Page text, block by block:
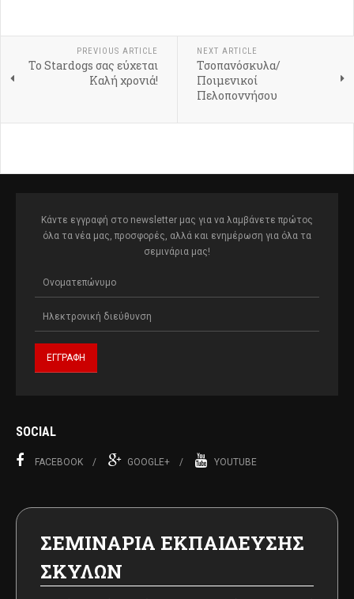
PREVIOUS ARTICLE
Το Stardogs σας εύχεται
Καλή χρονιά!
NEXT ARTICLE
Τσοπανόσκυλα/
Ποιμενικοί
Πελοποννήσου
Κάντε εγγραφή στο newsletter μας για να λαμβάνετε πρώτος
όλα τα νέα μας, προσφορές, αλλά και ενημέρωση για όλα τα
σεμινάρια μας!
SOCIAL
FACEBOOK GOOGLE+ YOUTUBE
ΣΕΜΙΝΑΡΙΑ ΕΚΠΑΙΔΕΥΣΗΣ
ΣΚΥΛΩΝ